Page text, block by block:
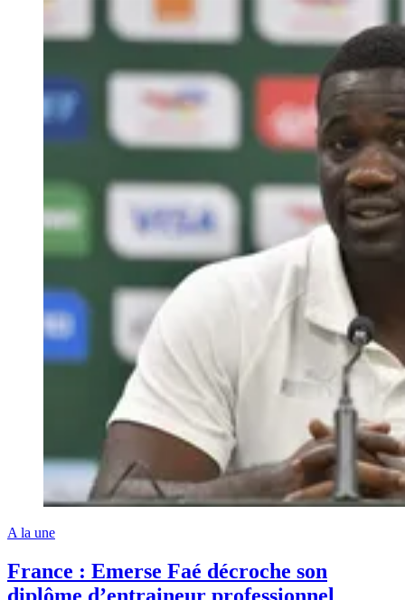
A la une
France : Emerse Faé décroche son
diplôme d’entraineur professionnel